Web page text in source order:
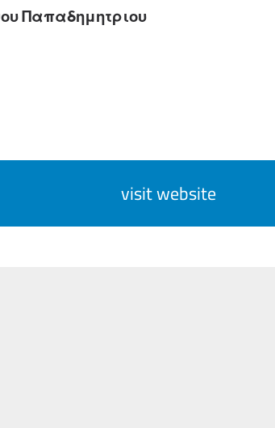
Παπαδημητριου
visit website